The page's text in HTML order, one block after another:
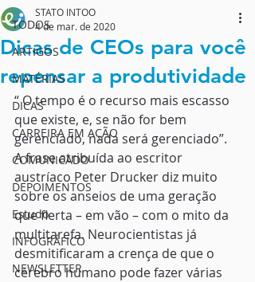
TODOS
ARTIGOS
MATÉRIAS
DICAS
CARREIRA EM AÇÃO
COMUNICADO
DEPOIMENTOS
Estudo
INFOGRÁFICO
NEWSLETTER
Dicas de CEOs para você
repensar a produtividade
STATO INTOO
4 de mar. de 2020
“ O tempo é o recurso mais escasso
que existe, e, se não for bem
gerenciado, nada será gerenciado”.
A frase atribuída ao escritor
austríaco Peter Drucker diz muito
sobre os anseios de uma geração
que flerta – em vão – com o mito da
multitarefa. Neurocientistas já
desmitificaram a crença de que o
cérebro humano pode fazer várias